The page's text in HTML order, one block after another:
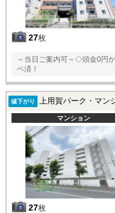
27枚
～当日ご案内可～◇頭金0円
ベ済！
値下がり 上用賀パーク・マンション上
マンション
27枚